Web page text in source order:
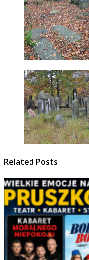
Related Posts